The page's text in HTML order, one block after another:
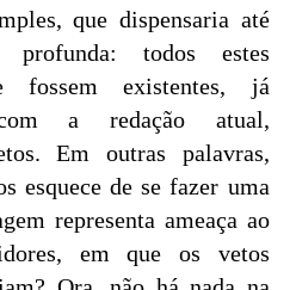
que dispensaria até
todos estes
fossem existentes, já
a redação atual,
Em outras palavras,
esquece de se fazer uma
representa ameaça ao
em que os vetos